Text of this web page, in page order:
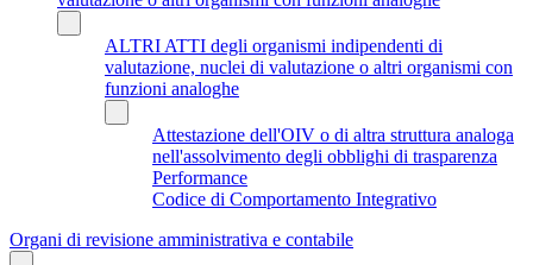
ALTRI ATTI degli organismi indipendenti di
valutazione, nuclei di valutazione o altri organismi con
funzioni analoghe
Attestazione dell'OIV o di altra struttura analoga
nell'assolvimento degli obblighi di trasparenza
Performance
Codice di Comportamento Integrativo
Organi di revisione amministrativa e contabile